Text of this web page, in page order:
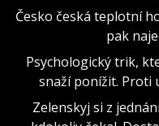
Česko česká teplotní
pak
Psychologický trik,
snaží ponížit. Proti
Zelenskyj si z